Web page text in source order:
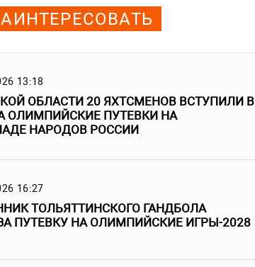
13:18
ОБЛАСТИ 20 ЯХТСМЕНОВ ВСТУПИЛИ В
ОЛИМПИЙСКИЕ ПУТЕВКИ НА
НАРОДОВ РОССИИ
16:27
ТОЛЬЯТТИНСКОГО ГАНДБОЛА
ПУТЕВКУ НА ОЛИМПИЙСКИЕ ИГРЫ-2028